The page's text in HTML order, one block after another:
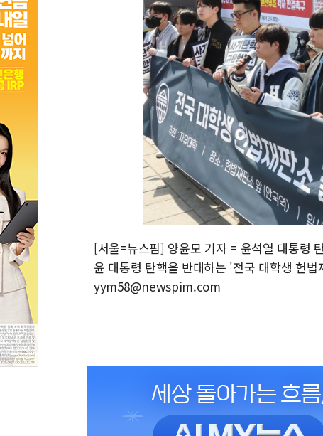
[서울=뉴스핌] 양윤모 기자 = 윤석열 대통령
윤 대통령 탄핵을 반대하는 '전국 대학생 헌
yym58@newspim.com